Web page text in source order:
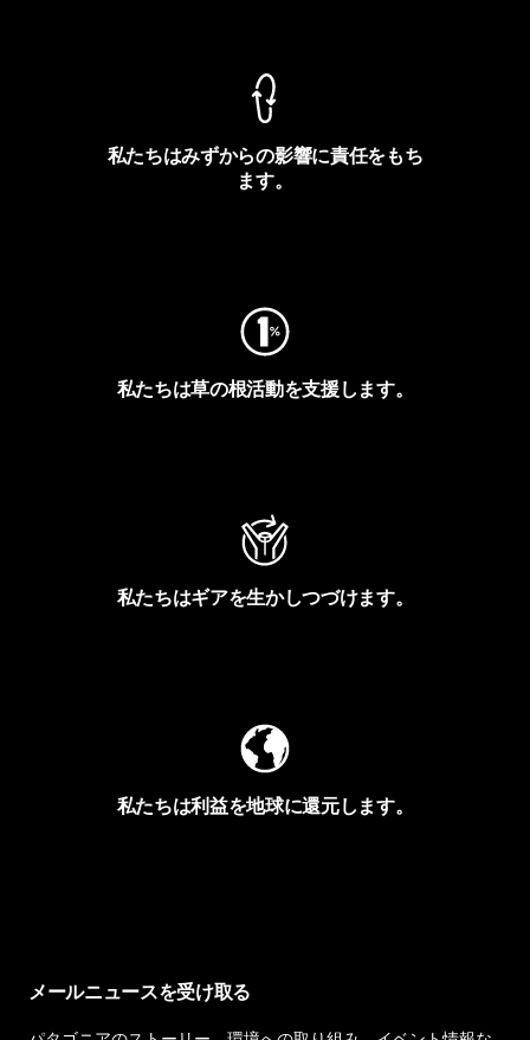
私たちはみずからの影響に責任をもち
ます。
私たちは草の根活動を支援します。
私たちはギアを生かしつづけます。
私たちは利益を地球に還元します。
メールニュースを受け取る